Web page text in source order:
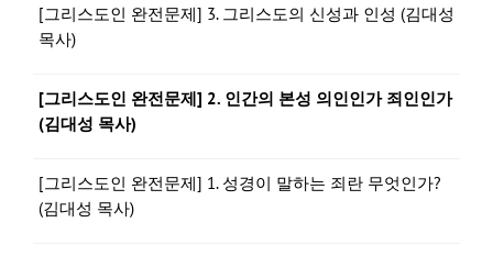
[그리스도인 완전문제] 3. 그리스도의 신성과 인성 (김대성
목사)
[그리스도인 완전문제] 2. 인간의 본성 의인인가 죄인인가
(김대성 목사)
[그리스도인 완전문제] 1. 성경이 말하는 죄란 무엇인가?
(김대성 목사)